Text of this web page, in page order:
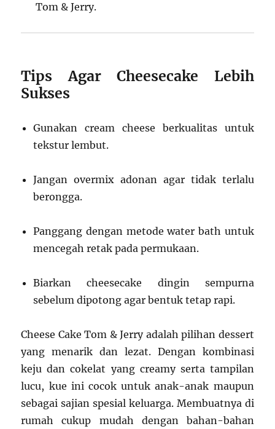
Tom & Jerry.
Tips Agar Cheesecake Lebih
Sukses
Gunakan cream cheese berkualitas untuk
tekstur lembut.
Jangan overmix adonan agar tidak terlalu
berongga.
Panggang dengan metode water bath untuk
mencegah retak pada permukaan.
Biarkan cheesecake dingin sempurna
sebelum dipotong agar bentuk tetap rapi.
Cheese Cake Tom & Jerry adalah pilihan dessert
yang menarik dan lezat. Dengan kombinasi
keju dan cokelat yang creamy serta tampilan
lucu, kue ini cocok untuk anak-anak maupun
sebagai sajian spesial keluarga. Membuatnya di
rumah cukup mudah dengan bahan-bahan